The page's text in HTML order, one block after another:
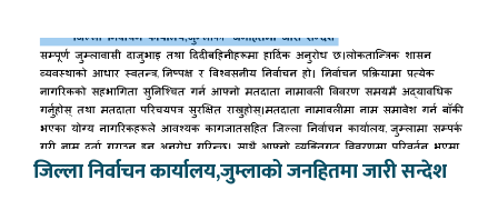
जिल्ला निर्वाचन कार्यालय,जुम्लाको जनहितमा जारी सन्देश